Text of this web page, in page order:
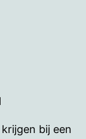
bij een